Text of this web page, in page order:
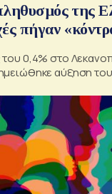
της
πήγαν
0,4% στο
αύξηση